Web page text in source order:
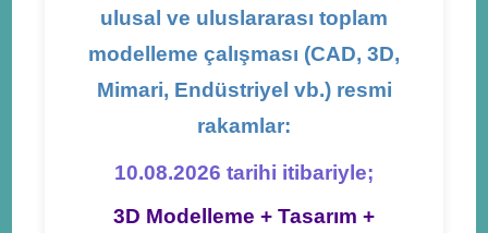
ulusal ve uluslararası toplam
modelleme çalışması (CAD, 3D,
Mimari, Endüstriyel vb.) resmi
rakamlar:
10.08.2026 tarihi itibariyle;
3D Modelleme + Tasarım +